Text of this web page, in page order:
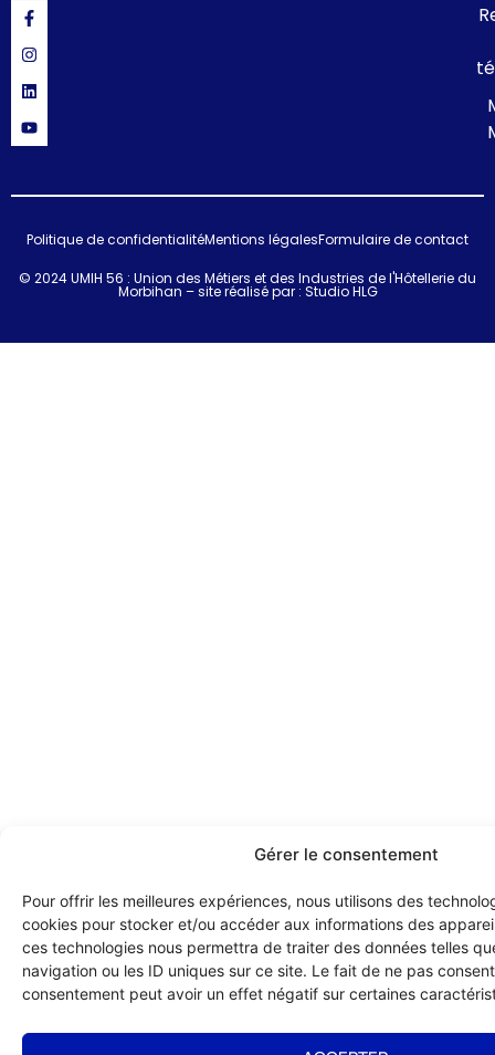
Gérer le consentement
Pour offrir les meilleures expériences, nous utilisons des
cookies pour stocker et/ou accéder aux informations des
ces technologies nous permettra de traiter des données telles
navigation ou les ID uniques sur ce site. Le fait de ne pas
consentement peut avoir un effet négatif sur certaines
© 2024 UMIH 56 : Union des Métiers et des Industries de l'Hôtellerie du
Morbihan – site réalisé par : Studio HLG
Politique de confidentialitéMentions légalesFormulaire de contact